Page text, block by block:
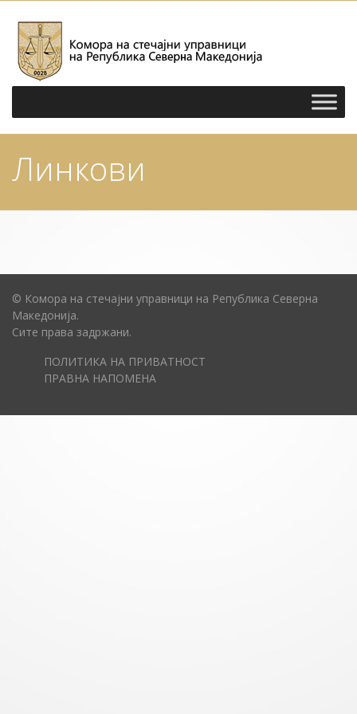
Линкови
© Комора на стечајни управници на Република Северна
Македонија.
Сите права задржани.
ПОЛИТИКА НА ПРИВАТНОСТ
ПРАВНА НАПОМЕНА